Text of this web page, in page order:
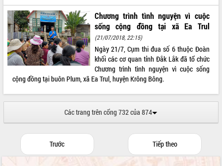
Chương trình tình nguyện vì cuộc
sống cộng đồng tại xã Ea Trul
(21/07/2018, 22:15)
Ngày 21/7, Cụm thi đua số 6 thuộc Đoàn
khối các cơ quan tỉnh Đắk Lắk đã tổ chức
Chương trình tình nguyện vì cuộc sống
cộng đồng tại buôn Plum, xã Ea Trul, huyện Krông Bông.
Các trang trên cổng 732 của 874
Trước Tiếp theo